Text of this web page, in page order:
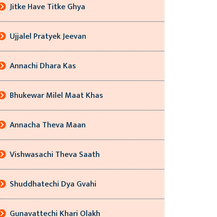
Jitke Have Titke Ghya
Ujjalel Pratyek Jeevan
Annachi Dhara Kas
Bhukewar Milel Maat Khas
Annacha Theva Maan
Vishwasachi Theva Saath
Shuddhatechi Dya Gvahi
Gunavattechi Khari Olakh